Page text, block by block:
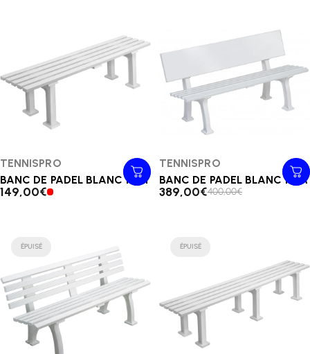
Distributeur:
TENNISPRO
BANC DE PADEL BLANC 1.5m
149,00€
Distributeur:
TENNISPRO
BANC DE PADEL BLANC 1.5M
389,00€400,00€
ÉPUISÉ ÉPUISÉ